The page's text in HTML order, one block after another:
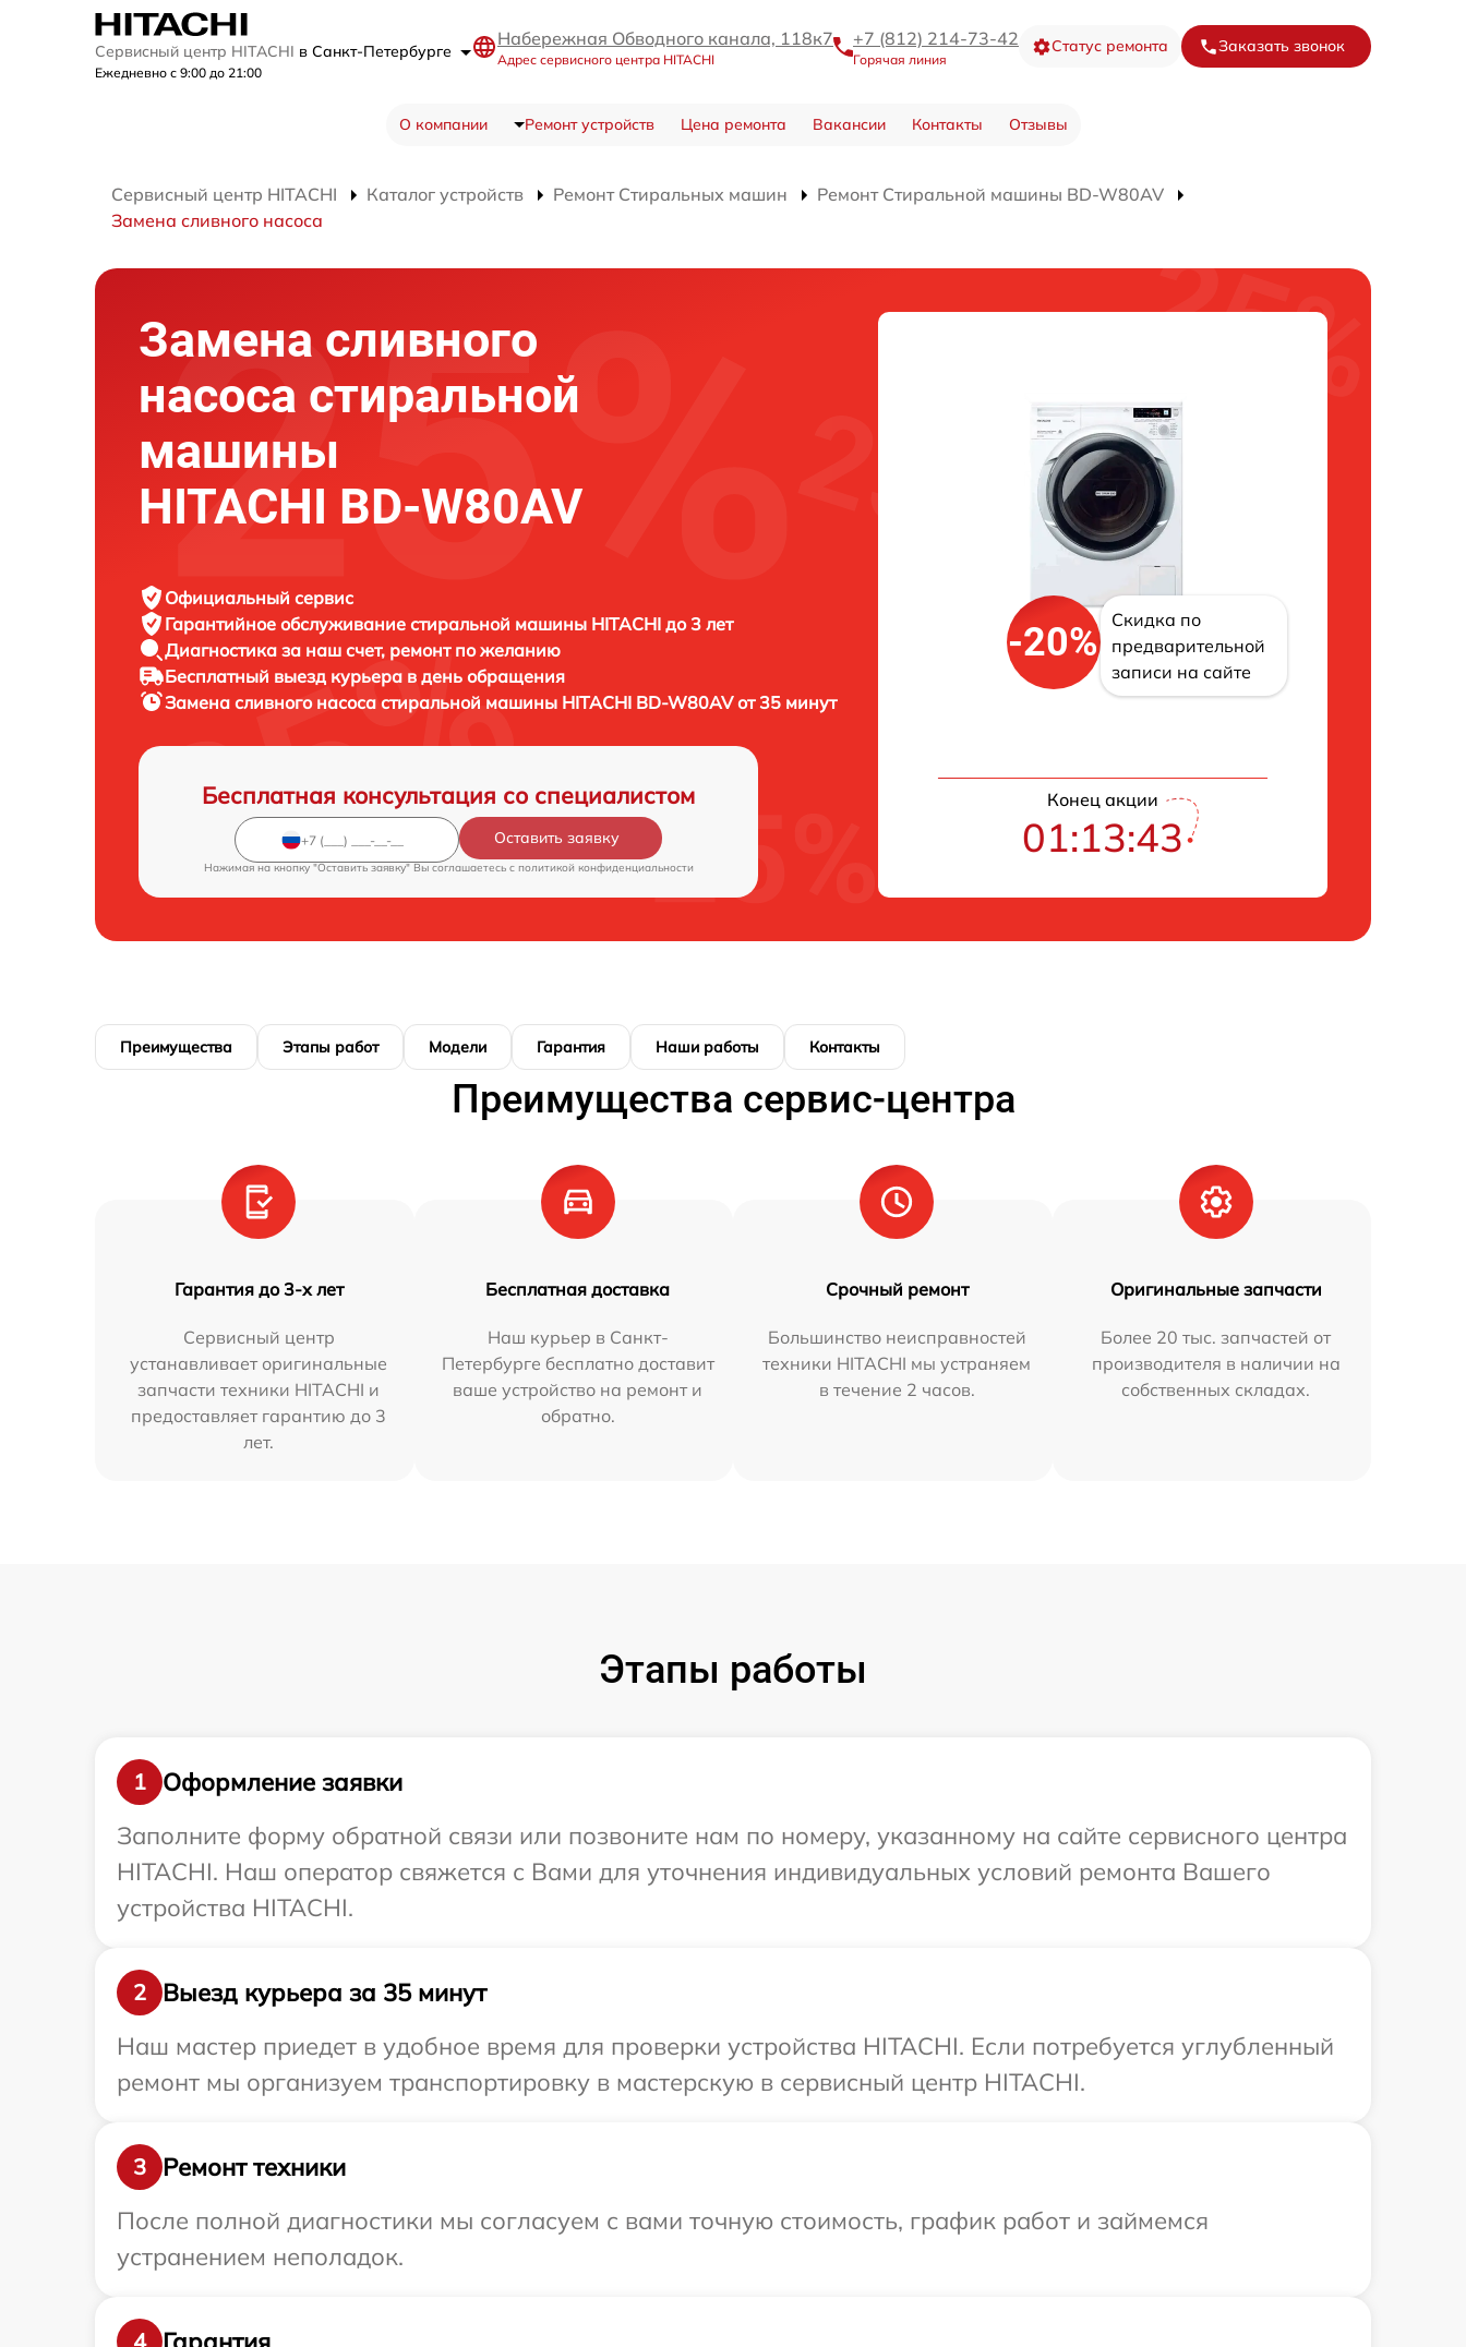
Сервисный центр HITACHI в Санкт-Петербурге
Ежедневно с 9:00 до 21:00
Набережная Обводного канала, 118к7
Адрес сервисного центра HITACHI
+7 (812) 214-73-42
Горячая линия
Статус ремонта Заказать звонок
О компании Ремонт устройств Цена ремонта Вакансии Контакты Отзывы
Сервисный центр HITACHI Каталог устройств Ремонт Стиральных машин
Ремонт Стиральной машины BD-W80AV
Замена сливного насоса
Замена сливного
насоса стиральной
машины
HITACHI BD-W80AV
Официальный сервис
Гарантийное обслуживание стиральной машины HITACHI до 3 лет
Диагностика за наш счет, ремонт по желанию
Бесплатный выезд курьера в день обращения
Замена сливного насоса стиральной машины HITACHI BD-W80AV от 35 минут
Бесплатная консультация со специалистом
Оставить заявку
Нажимая на кнопку "Оставить заявку" Вы соглашаетесь c политикой конфиденциальности
-20%
Скидка по
предварительной
записи на сайте
Конец акции
01:13:43
Преимущества Этапы работ Модели Гарантия Наши работы Контакты
Преимущества сервис-центра
Гарантия до 3-х лет
Сервисный центр
устанавливает оригинальные
запчасти техники HITACHI и
предоставляет гарантию до 3
лет.
Бесплатная доставка
Наш курьер в Санкт-
Петербурге бесплатно доставит
ваше устройство на ремонт и
обратно.
Срочный ремонт
Большинство неисправностей
техники HITACHI мы устраняем
в течение 2 часов.
Оригинальные запчасти
Более 20 тыс. запчастей от
производителя в наличии на
собственных складах.
Этапы работы
1
Оформление заявки
Заполните форму обратной связи или позвоните нам по номеру, указанному на сайте сервисного центра
HITACHI. Наш оператор свяжется с Вами для уточнения индивидуальных условий ремонта Вашего
устройства HITACHI.
2
Выезд курьера за 35 минут
Наш мастер приедет в удобное время для проверки устройства HITACHI. Если потребуется углубленный
ремонт мы организуем транспортировку в мастерскую в сервисный центр HITACHI.
3
Ремонт техники
После полной диагностики мы согласуем с вами точную стоимость, график работ и займемся
устранением неполадок.
4